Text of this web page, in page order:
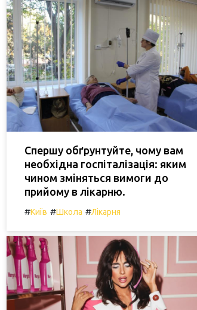
Спершу обґрунтуйте, чому вам
необхідна госпіталізація: яким
чином зміняться вимоги до
прийому в лікарню.
#Київ #Школа #Лікарня